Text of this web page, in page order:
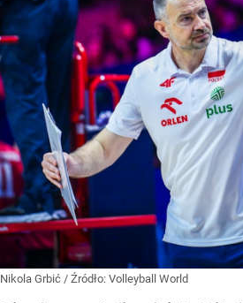
Nikola Grbić / Źródło: Volleyball World